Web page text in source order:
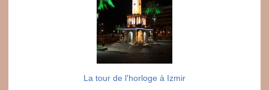
La tour de l'horloge à Izmir